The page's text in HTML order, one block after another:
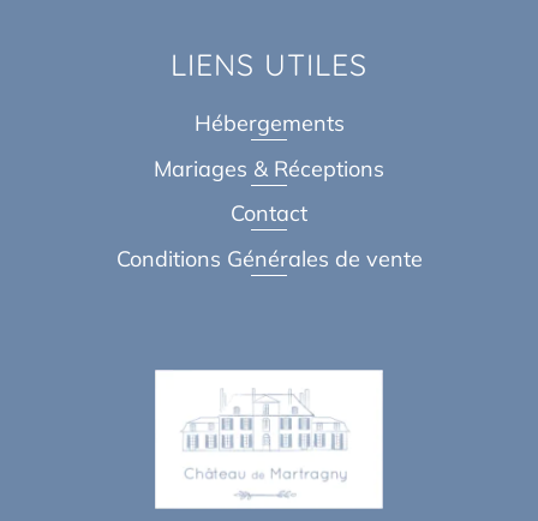
LIENS UTILES
Hébergements
Mariages & Réceptions
Contact
Conditions Générales de vente